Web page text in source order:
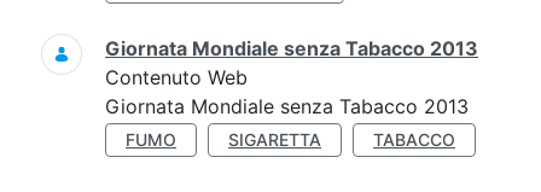
Giornata Mondiale senza Tabacco 2013
Contenuto Web
Giornata Mondiale senza Tabacco 2013
FUMO SIGARETTA TABACCO